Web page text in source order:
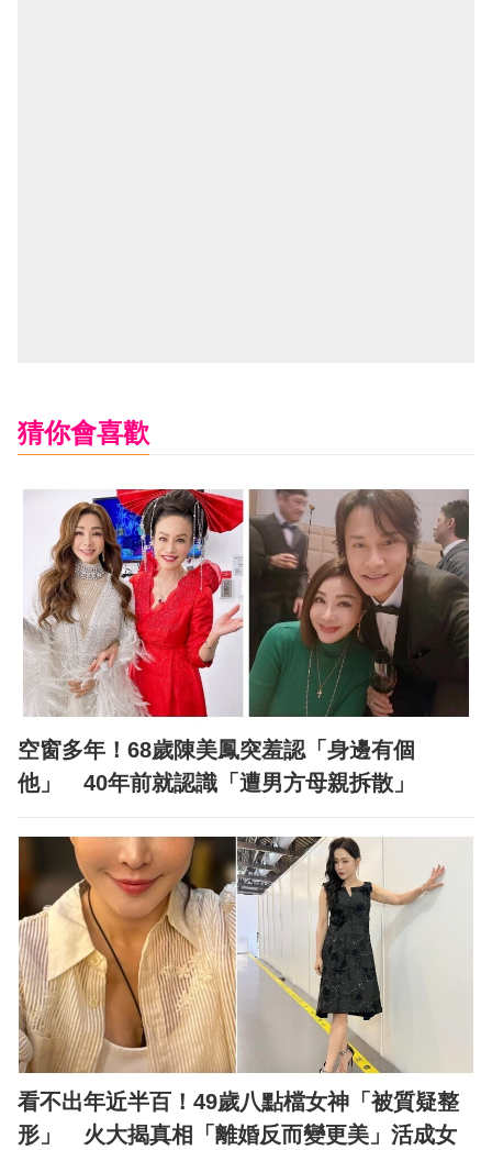
猜你會喜歡
空窗多年！68歲陳美鳳突羞認「身邊有個
他」 40年前就認識「遭男方母親拆散」
看不出年近半百！49歲八點檔女神「被質疑整
形」 火大揭真相「離婚反而變更美」活成女